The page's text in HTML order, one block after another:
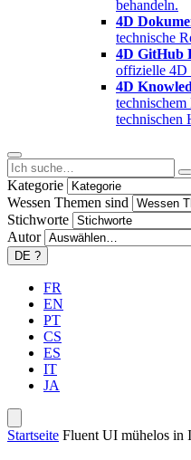
behandeln.
4D
technische
4D GitHub
offizielle 4D
4D
technischem
technischen
Kategorie
Wessen Themen sind
Stichworte
Autor
DE ?
FR
EN
PT
CS
ES
IT
JA
Startseite Fluent UI mühelos in